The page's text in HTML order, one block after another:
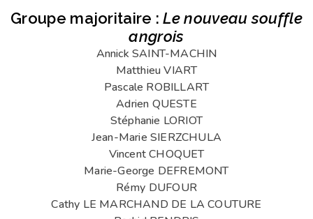
Groupe majoritaire :Le nouveau souffle
angrois
Annick SAINT-MACHIN
Matthieu VIART
Pascale ROBILLART
Adrien QUESTE
Stéphanie LORIOT
Jean-Marie SIERZCHULA
Vincent CHOQUET
Marie-George DEFREMONT
Rémy DUFOUR
Cathy LE MARCHAND DE LA COUTURE